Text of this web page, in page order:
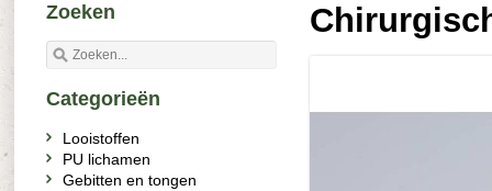
Zoeken
Categorieën
Looistoffen
PU lichamen
Gebitten en tongen